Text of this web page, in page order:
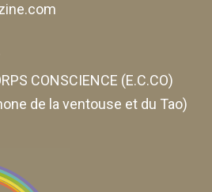
CONSCIENCE (E.C.CO)
de la ventouse et du Tao)